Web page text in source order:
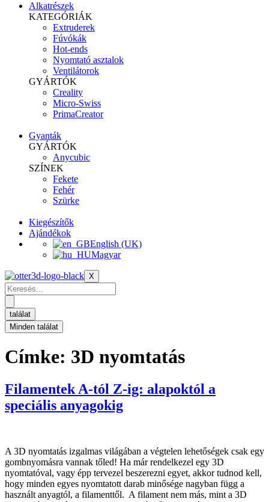
Alkatrészek
KATEGÓRIÁK
Extruderek
Fúvókák
Hot-ends
Nyomtató asztalok
Ventilátorok
GYÁRTÓK
Creality
Micro-Swiss
PrimaCreator
Gyanták
GYÁRTÓK
Anycubic
SZÍNEK
Fekete
Fehér
Szürke
Kiegészítők
Ajándékok
English (UK)
Magyar
X
Keresés
...
találat
Minden találat
Címke: 3D nyomtatás
Filamentek A-tól Z-ig: alapoktól a
speciális anyagokig
A 3D nyomtatás izgalmas világában a végtelen lehetőségek csak egy
gombnyomásra vannak tőled! Ha már rendelkezel egy 3D
nyomtatóval, vagy épp tervezel beszerezni egyet, akkor tudnod kell,
hogy minden egyes nyomtatott darab minősége nagyban függ a
használt anyagtól, a filamenttől. A filament nem más, mint a 3D